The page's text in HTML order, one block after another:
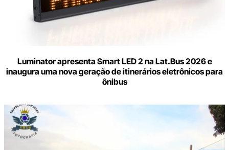
Luminator apresenta Smart LED 2 na Lat.Bus 2026 e
inaugura uma nova geração de itinerários eletrônicos para
ônibus